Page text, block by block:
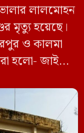
লালমোহন
মৃত্যু হয়েছে।
ও কালমা
হলো- জাইমা
মেয়ে এবং
ওয়ার্ডের
পুলিশ ও নিহত